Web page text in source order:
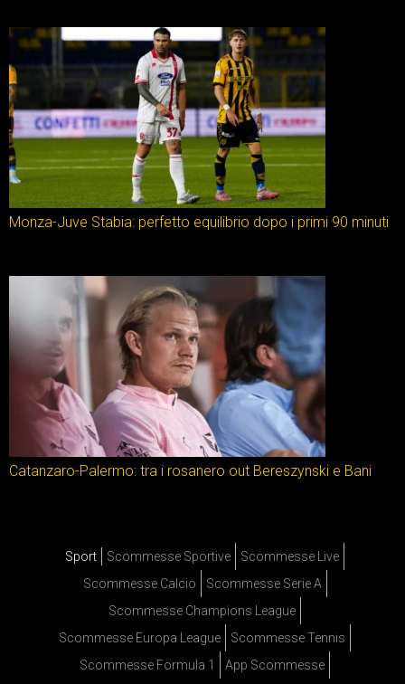
Monza-Juve Stabia: perfetto equilibrio dopo i primi 90 minuti
Catanzaro-Palermo: tra i rosanero out Bereszynski e Bani
Sport Scommesse Sportive
Scommesse Live
Scommesse Calcio
Scommesse Serie A
Scommesse Champions League
Scommesse Europa League
Scommesse Tennis
Scommesse Formula 1
App Scommesse